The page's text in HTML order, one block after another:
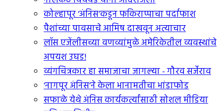
कोल्हापूर ‘अंनिस’कडून फकिराप्पाचा पर्दाफाश
पैशांच्या पावसाचे आमिष दाखवून अत्याचार
लॉस एजेंलीसच्या वणव्यांमुळे अमेरिकेतील व्यवस्थांचे
अपयश उघड!
व्यंगचित्रकार हा समाजाचा जागल्या - गौरव सर्जेराव
‘नागपूर अंनिस’ने केला भानामतीचा भांडाफोड
सफाळे येथे अंनिस कार्यकर्त्यांसाठी सोशल मीडिया